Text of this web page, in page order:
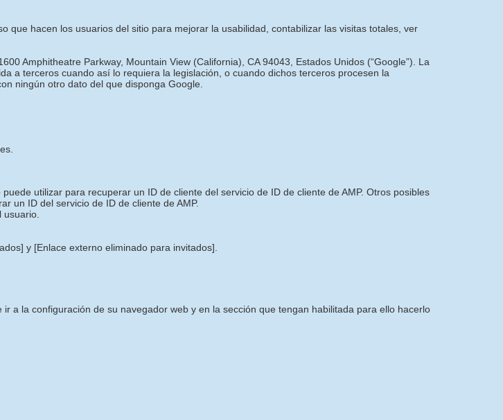
que hacen los usuarios del sitio para mejorar la usabilidad, contabilizar las visitas totales, ver
Amphitheatre Parkway, Mountain View (California), CA 94043, Estados Unidos (“Google”). La
a terceros cuando así lo requiera la legislación, o cuando dichos terceros procesen la
ningún otro dato del que disponga Google.
utilizar para recuperar un ID de cliente del servicio de ID de cliente de AMP. Otros posibles
un ID del servicio de ID de cliente de AMP.
y [Enlace externo eliminado para invitados]
a la configuración de su navegador web y en la sección que tengan habilitada para ello hacerlo